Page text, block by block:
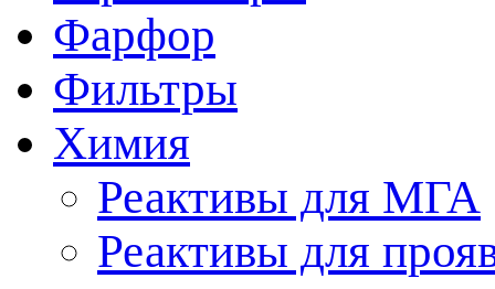
Фарфор
Фильтры
Химия
Реактивы для МГА
Реактивы для